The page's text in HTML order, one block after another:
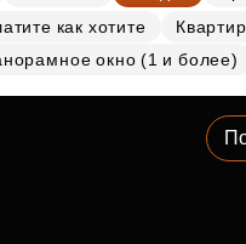
как хотите
окно (1 и более)